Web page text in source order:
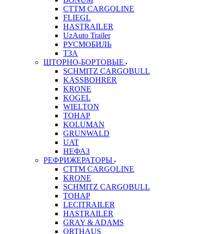
CTTM CARGOLINE
FLIEGL
HASTRAILER
UzAuto Trailer
РУСМОБИЛЬ
ТЗА
ШТОРНО-БОРТОВЫЕ
SCHMITZ CARGOBULL
KASSBOHRER
KRONE
KOGEL
WIELTON
ТОНАР
KOLUMAN
GRUNWALD
UAT
НЕФАЗ
РЕФРИЖЕРАТОРЫ
CTTM CARGOLINE
KRONE
SCHMITZ CARGOBULL
ТОНАР
LECITRAILER
HASTRAILER
GRAY & ADAMS
ORTHAUS